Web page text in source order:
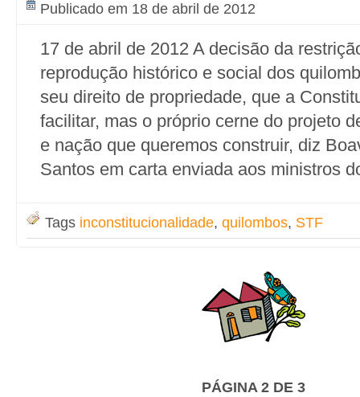
Publicado em 18 de abril de 2012
17 de abril de 2012 A decisão da
reprodução histórico e social dos
seu direito de propriedade, que a
facilitar, mas o próprio cerne do projeto
e nação que queremos construir, diz
Santos em carta enviada aos ministros
Tags inconstitucionalidade, quilombos, STF
PÁGINA 2 DE 3